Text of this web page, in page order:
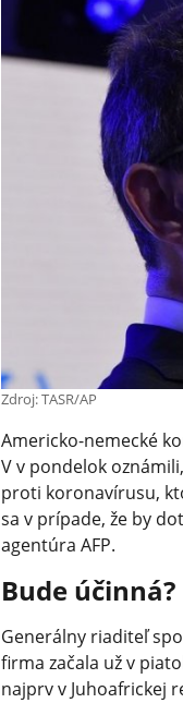
Zdroj: TASR/AP
Americko-nemecké
V v pondelok
proti koronavírusu,
sa v prípade, že by
agentúra AFP.
Bude účinná?
Generálny riaditeľ
firma začala už v
najprv v Juhoafrickej